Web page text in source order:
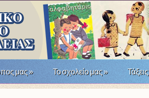
μας» Το σχολείο μας» Τάξεις